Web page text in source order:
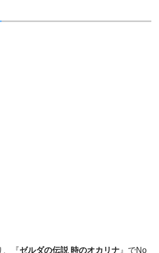
、『ゼルダの伝説 時のオカリナ 』でNo